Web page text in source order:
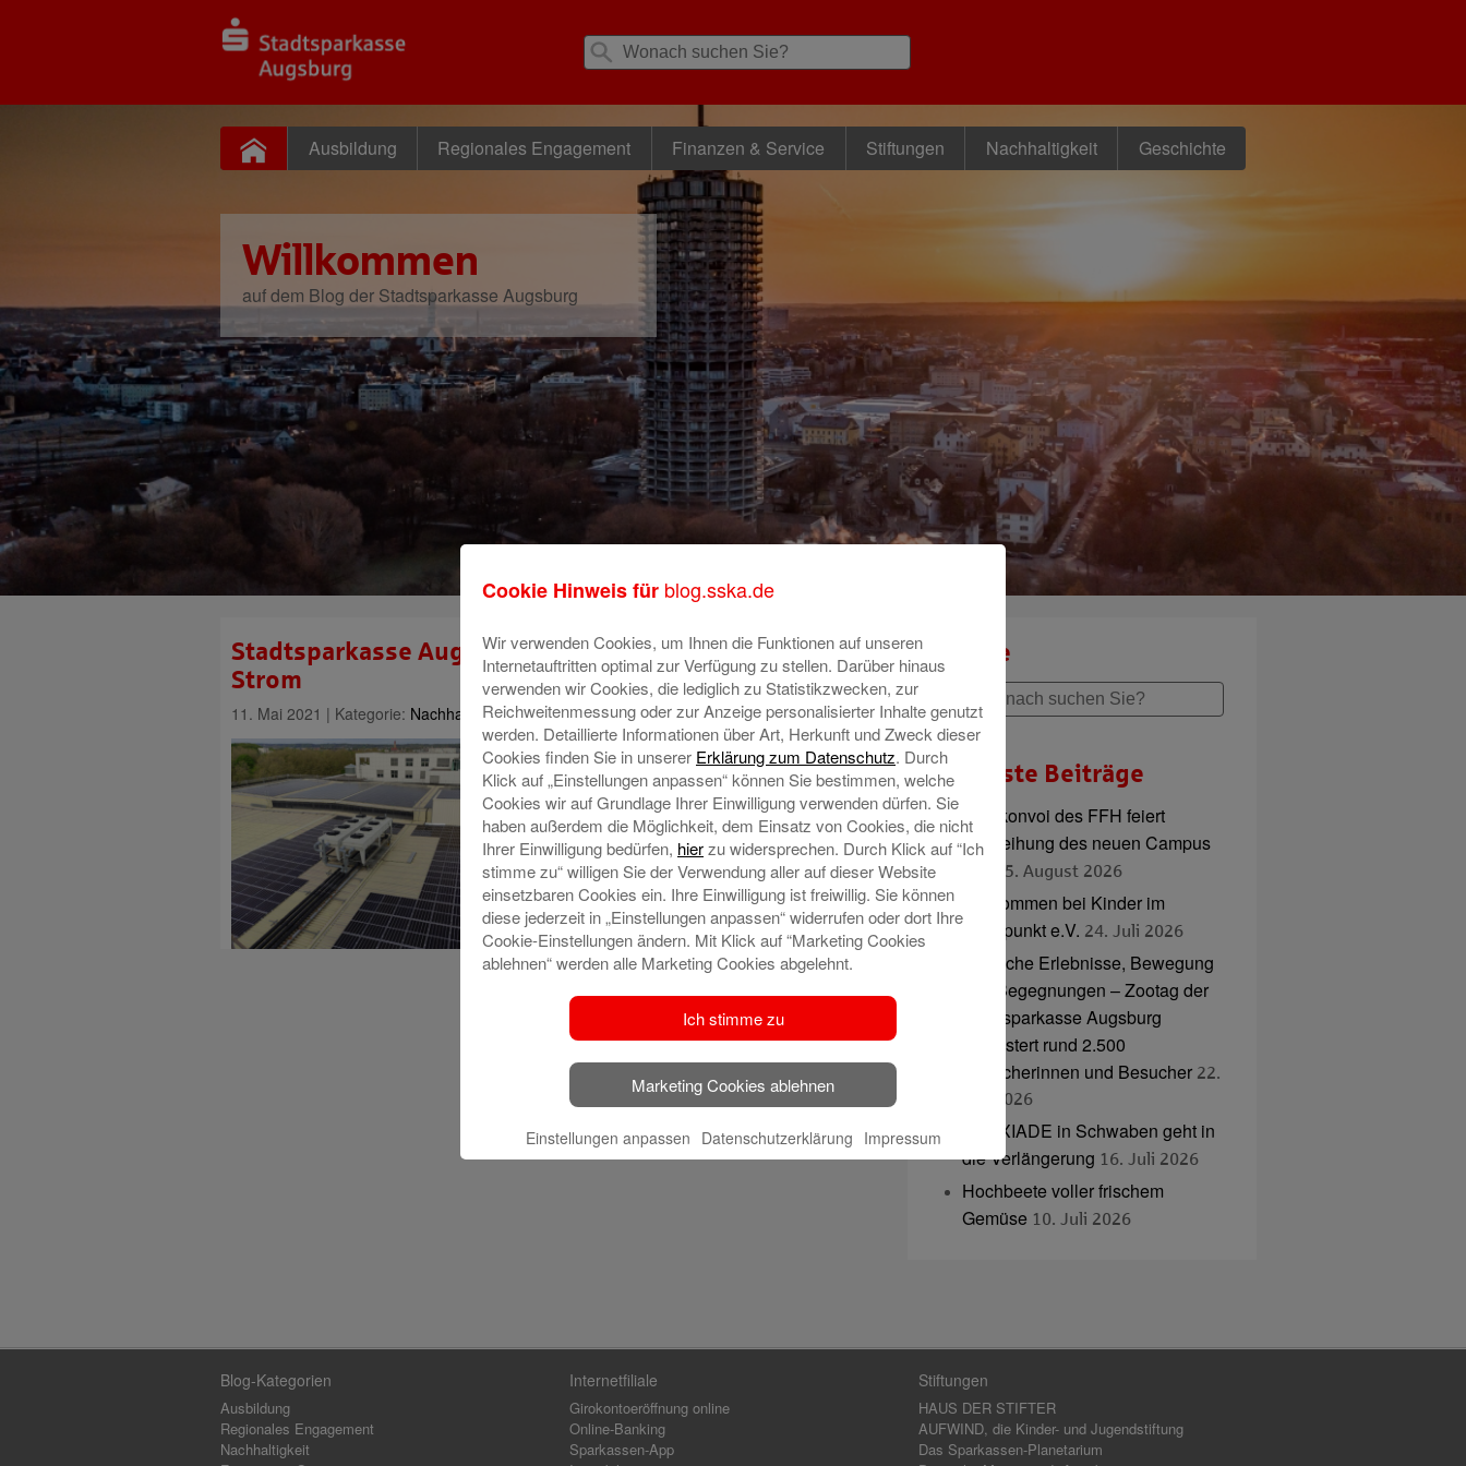
Ausbildung Regionales Engagement Finanzen & Service Stiftungen Nachhaltigkeit Geschichte
Willkommen
auf dem Blog der Stadtsparkasse Augsburg
Stadtsparkasse Augsburg versorgt sich selbst mit
Strom
11. Mai 2021 | Kategorie: Nachhaltigkeit
Die Stadtsparkasse Augsburg
unternimmt einen weiteren Schritt auf
dem Weg zur Klimaneutralität mit der
Installation einer Photovoltaik-Anlage
auf dem Dach des Parkhauses in der
Halderstraße. Mehr lesen
Suche
Neueste Beiträge
Radlkonvoi des FFH feiert
Einweihung des neuen Campus
5. August 2026
Willkommen bei Kinder im
Mittelpunkt e.V. 24. Juli 2026
Tierische Erlebnisse, Bewegung
und Begegnungen – Zootag der
Stadtsparkasse Augsburg
begeistert rund 2.500
Besucherinnen und Besucher 22.
Juli 2026
KNAXIADE in Schwaben geht in
die Verlängerung 16. Juli 2026
Hochbeete voller frischem
Gemüse 10. Juli 2026
Blog-Kategorien
Ausbildung
Regionales Engagement
Nachhaltigkeit
Internetfiliale
Girokontoeröffnung online
Online-Banking
Sparkassen-App
Stiftungen
HAUS DER STIFTER
AUFWIND, die Kinder- und Jugendstiftung
Das Sparkassen-Planetarium
Cookie Hinweis für blog.sska.de
Wir verwenden Cookies, um Ihnen die Funktionen auf unseren
Internetauftritten optimal zur Verfügung zu stellen. Darüber hinaus
verwenden wir Cookies, die lediglich zu Statistikzwecken, zur
Reichweitenmessung oder zur Anzeige personalisierter Inhalte genutzt
werden. Detaillierte Informationen über Art, Herkunft und Zweck dieser
Cookies finden Sie in unserer Erklärung zum Datenschutz. Durch
Klick auf „Einstellungen anpassen“ können Sie bestimmen, welche
Cookies wir auf Grundlage Ihrer Einwilligung verwenden dürfen. Sie
haben außerdem die Möglichkeit, dem Einsatz von Cookies, die nicht
Ihrer Einwilligung bedürfen, hierzu widersprechen. Durch Klick auf “Ich
stimme zu“ willigen Sie der Verwendung aller auf dieser Website
einsetzbaren Cookies ein. Ihre Einwilligung ist freiwillig. Sie können
diese jederzeit in „Einstellungen anpassen“ widerrufen oder dort Ihre
Cookie-Einstellungen ändern. Mit Klick auf “Marketing Cookies
ablehnen“ werden alle Marketing Cookies abgelehnt.
Ich stimme zu
Marketing Cookies ablehnen
Einstellungen anpassen Datenschutzerklärung Impressum